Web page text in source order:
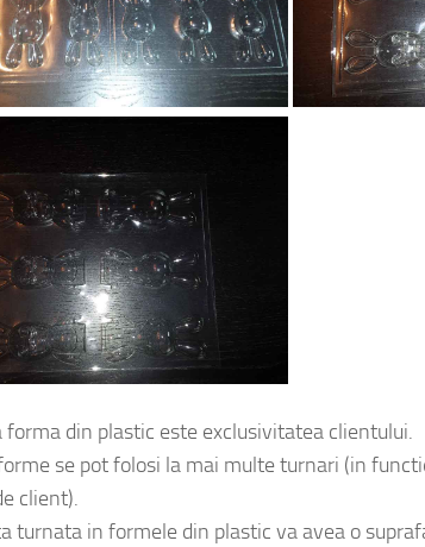
forma din plastic este exclusivitatea clientului.
se pot folosi la mai multe turnari (in
client).
turnata in formele din plastic va avea o